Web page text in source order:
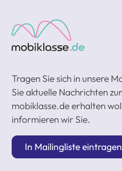
Tragen Sie sich in unsere
Sie aktuelle Nachrichten
mobiklasse.de erhalten
informieren wir Sie.
In Mailingliste eintragen